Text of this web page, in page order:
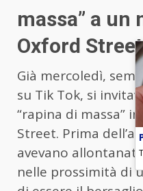
massa” a un
Oxford Street
Già mercoledì,
su Tik Tok, si
“rapina di massa”
Street. Prima
avevano
nelle prossimità di